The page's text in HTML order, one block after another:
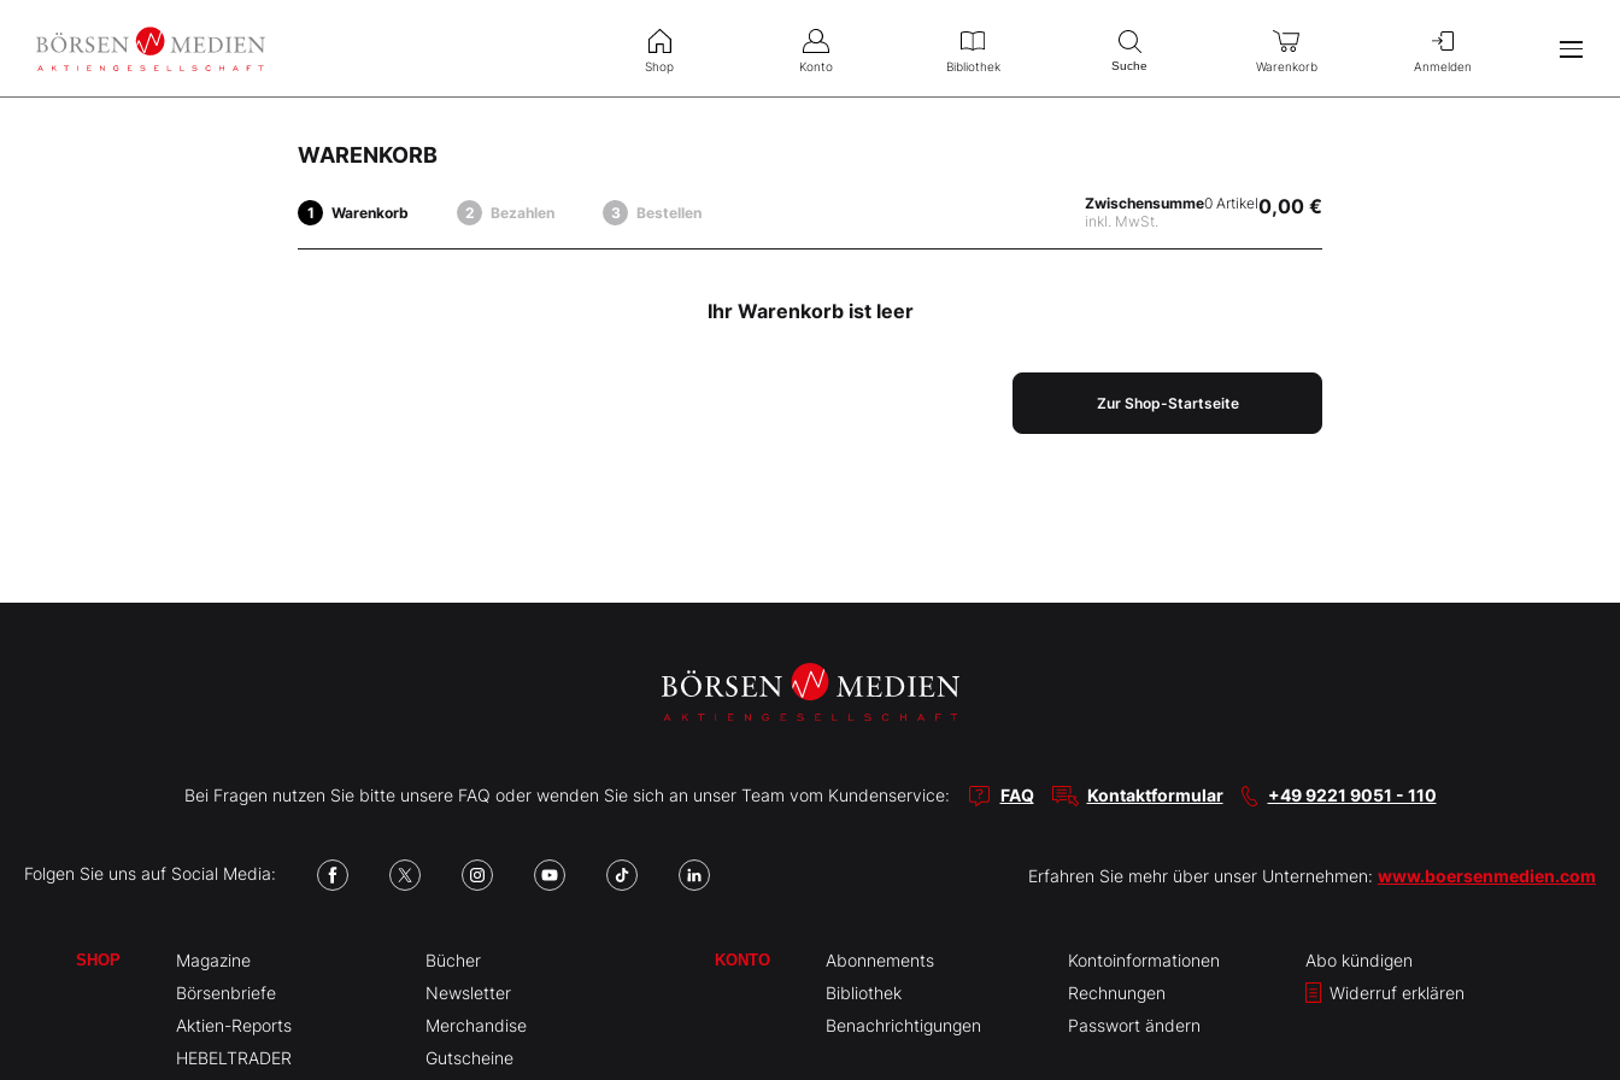
Shop Konto Bibliothek Suche Warenkorb Anmelden
WARENKORB
Warenkorb Bezahlen Bestellen
Zwischensumme
inkl. MwSt.
0 Artikel0,00 €
Ihr Warenkorb ist leer
Zur Shop-Startseite
Bei Fragen nutzen Sie bitte unsere FAQ oder wenden Sie sich an unser Team vom Kundenservice: FAQ Kontaktformular +49 9221 9051 - 110
Folgen Sie uns auf Social Media: Erfahren Sie mehr über unser Unternehmen: www.boersenmedien.com
SHOP
Magazine
Börsenbriefe
Aktien-Reports
HEBELTRADER
Bücher
Newsletter
Merchandise
Gutscheine
KONTO
Abonnements
Bibliothek
Benachrichtigungen
Kontoinformationen
Rechnungen
Passwort ändern
Abo kündigen
Widerruf erklären